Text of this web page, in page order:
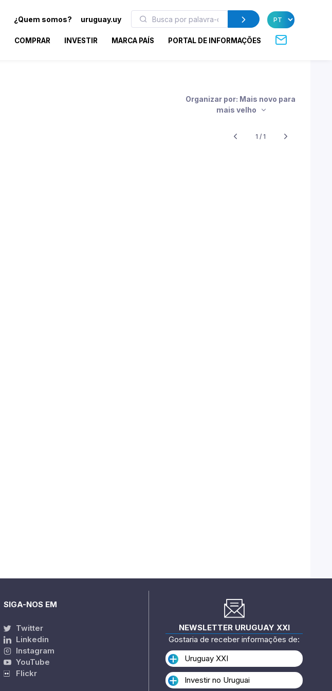
¿Quem somos? uruguay.uy
COMPRAR INVESTIR MARCA PAÍS PORTAL DE INFORMAÇÕES
Organizar por: Mais novo para
mais velho
1 / 1
SIGA-NOS EM
Twitter
Linkedin
Instagram
YouTube
Flickr
NEWSLETTER URUGUAY XXI
Gostaria de receber informações de:
Uruguay XXI
Investir no Uruguai